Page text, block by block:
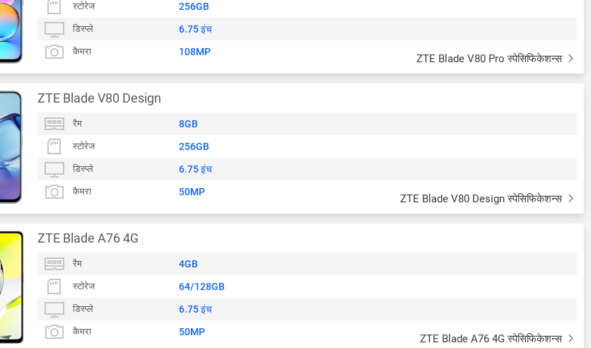
स्टोरेज 256GB
डिस्प्ले 6.75 इंच
कैमरा 108MP
ZTE Blade V80 Pro स्पेसिफिकेशन्स
ZTE Blade V80 Design
रैम 8GB
स्टोरेज 256GB
डिस्प्ले 6.75 इंच
कैमरा 50MP
ZTE Blade V80 Design स्पेसिफिकेशन्स
ZTE Blade A76 4G
रैम 4GB
स्टोरेज 64/128GB
डिस्प्ले 6.75 इंच
कैमरा 50MP
ZTE Blade A76 4G स्पेसिफिकेशन्स